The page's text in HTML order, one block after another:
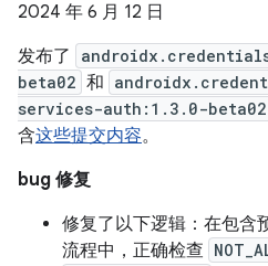
2024 年 6 月 12 日
发布了
beta02 和
services-auth:1.3.0-beta02
含这些提交内容。
bug 修复
修复了以下逻辑：在包含
流程中，正确检查